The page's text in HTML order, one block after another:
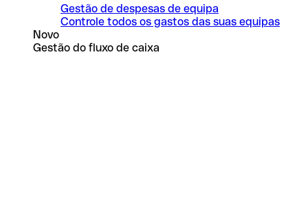
Gestão de despesas de equipa
Controle todos os gastos das suas equipas
Novo
Gestão do fluxo de caixa